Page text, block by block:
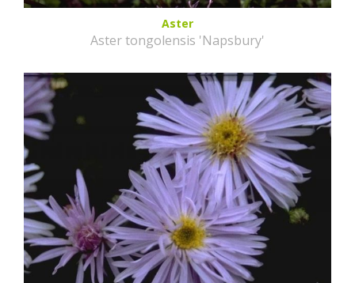
Aster
Aster tongolensis 'Napsbury'